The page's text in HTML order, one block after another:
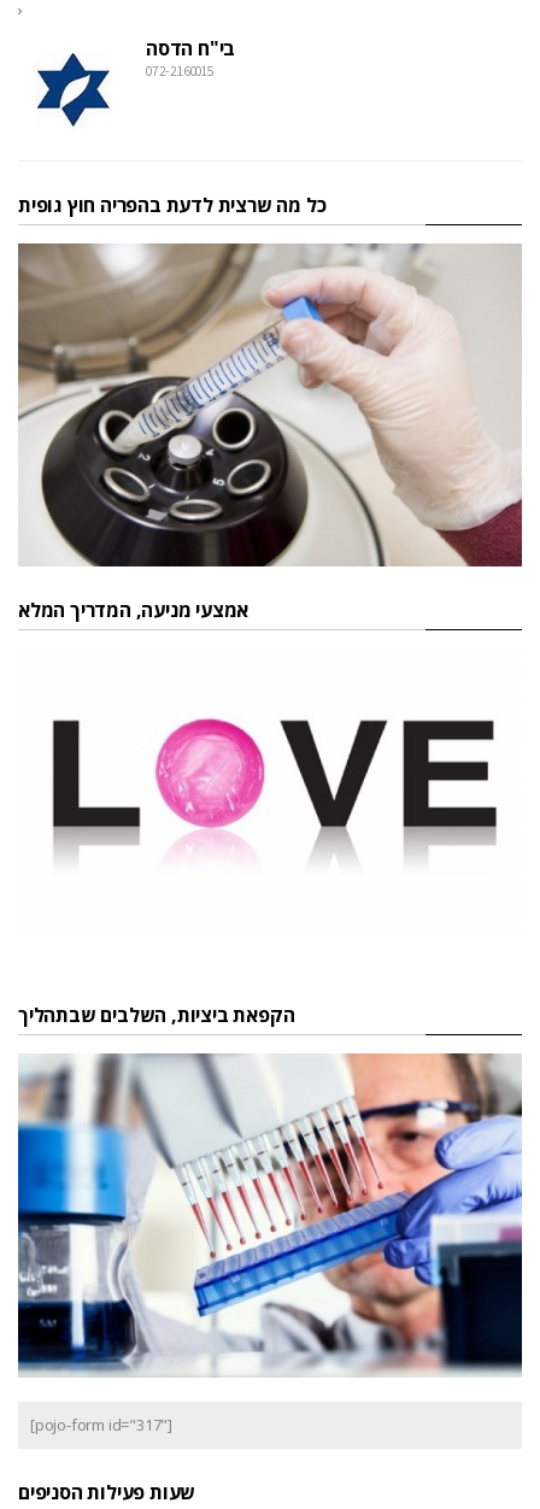
בי"ח הדסה
072-2160015
כל מה שרצית לדעת בהפריה חוץ גופית
אמצעי מניעה, המדריך המלא
הקפאת ביציות, השלבים שבתהליך
[pojo-form id="317"]
שעות פעילות הסניפים